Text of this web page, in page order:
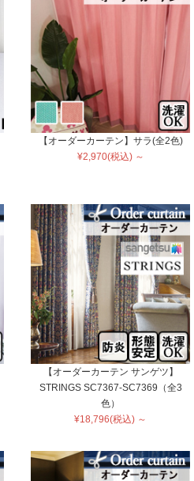
【オーダーカーテン】サラ(全2色)
¥2,970(税込) ～
【オーダーカーテン サンゲツ】
STRINGS SC7367-SC7369（全3
色）
¥18,796(税込) ～